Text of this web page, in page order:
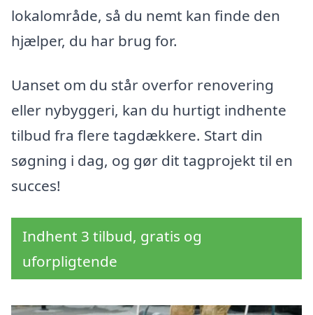
lokalområde, så du nemt kan finde den
hjælper, du har brug for.
Uanset om du står overfor renovering
eller nybyggeri, kan du hurtigt indhente
tilbud fra flere tagdækkere. Start din
søgning i dag, og gør dit tagprojekt til en
succes!
Indhent 3 tilbud, gratis og
uforpligtende